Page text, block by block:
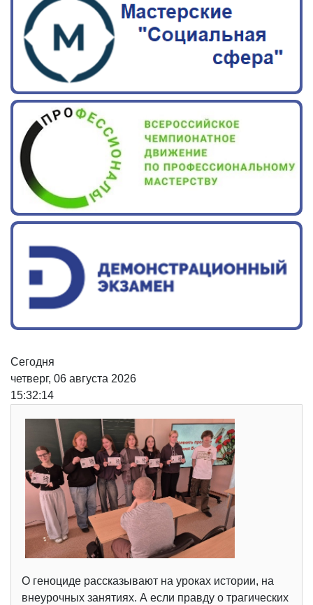
Сегодня
четверг, 06 августа 2026
15:32:14
О геноциде рассказывают на уроках истории, на
внеурочных занятиях. А если правду о трагических